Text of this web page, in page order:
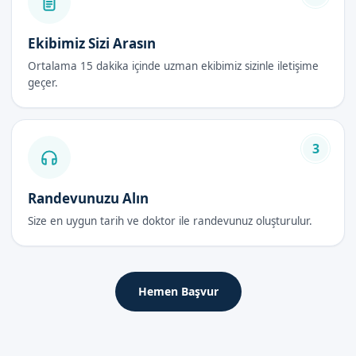
Daha konforlu işlem
Klipsli Sünnet Fiyatları 2026
Klipsli sünnet fiyatları, hizmetin kalitesine ve uzmanlığa göre
değişebilir. Sünnetçim olarak, en उचit fiyatlarla en iyi hizmeti
sunmayı amaçlıyoruz.
Klipsli Sünnet Sonrası Bakım Rehberi
İlk 48 Saat
İşlem sonrasında, çocuğunuzu düzenli olarak kontrol etmeniz
önemlidir. İlk 48 saat içerisinde, çocuğunuzu takip edip,
Ekibimiz Sizi Arasın
Ortalama 15 dakika içinde uzman ekibimiz sizinle iletişime
geçer.
3
Randevunuzu Alın
Size en uygun tarih ve doktor ile randevunuz oluşturulur.
Hemen Başvur